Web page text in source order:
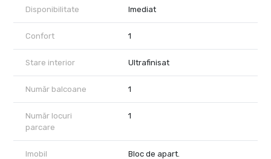
Disponibilitate Imediat
Confort 1
Stare interior Ultrafinisat
Număr balcoane 1
Număr locuri
parcare
1
Imobil Bloc de apart.